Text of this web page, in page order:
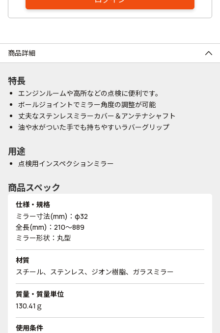
商品詳細
特長
エンジンルームや高所などの点検に便利です。
ボールジョイントでミラー角度の調整が可能
丈夫なステンレスミラーカバー＆アンテナシャフト
油や水がついた手でも持ちやすいラバーグリップ
用途
点検用インスペクションミラー
商品スペック
仕様・規格
ミラー寸法(mm)：φ32
全長(mm)：210～889
ミラー形状：丸型
材質
スチール、ステンレス、ジオン樹脂、ガラスミラー
質量・質量単位
130.41ｇ
使用条件